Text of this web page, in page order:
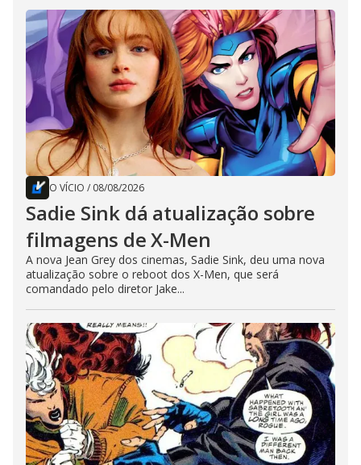
O VÍCIO / 08/08/2026
Sadie Sink dá atualização sobre
filmagens de X-Men
A nova Jean Grey dos cinemas, Sadie Sink, deu uma nova
atualização sobre o reboot dos X-Men, que será
comandado pelo diretor Jake...